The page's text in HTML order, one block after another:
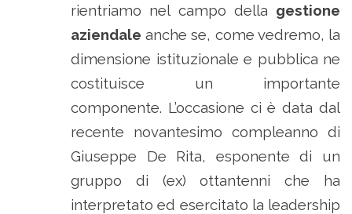
rientriamo nel campo della gestione
aziendale anche se, come vedremo, la
dimensione istituzionale e pubblica ne
costituisce un importante
componente. L’occasione ci è data dal
recente novantesimo compleanno di
Giuseppe De Rita, esponente di un
gruppo di (ex) ottantenni che ha
interpretato ed esercitato la leadership